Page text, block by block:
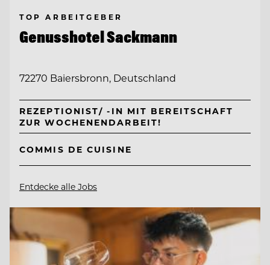
TOP ARBEITGEBER
Genusshotel Sackmann
72270 Baiersbronn, Deutschland
REZEPTIONIST/ -IN MIT BEREITSCHAFT
ZUR WOCHENENDARBEIT!
COMMIS DE CUISINE
Entdecke alle Jobs